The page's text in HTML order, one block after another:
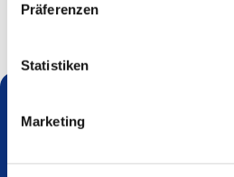
Präferenzen
Statistiken
Marketing
Dies könnte Sie